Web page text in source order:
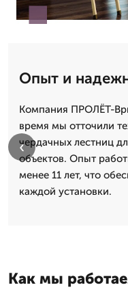
Опыт и
Компания ПРОЛЁТ-
время мы отточили
чердачных лестниц
объектов. Опыт
менее 11 лет, что
каждой установки.
‹
Как мы